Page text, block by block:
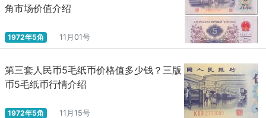
角市场价值介绍
1972年5角 11月01号
第三套人民币5毛纸币价格值多少钱？三版
币5毛纸币行情介绍
1972年5角 11月15号